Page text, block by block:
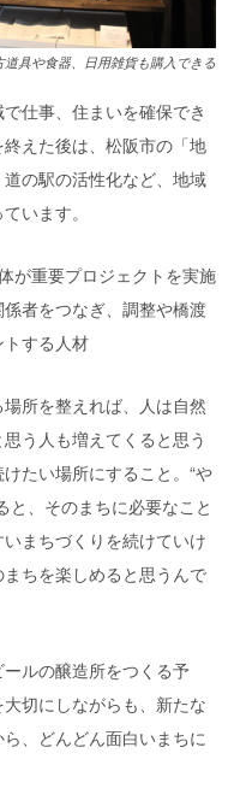
具や食器、日用雑貨も購入できる
仕事、住まいを確保でき
えた後は、松阪市の「地
の駅の活性化など、地域
います。
が重要プロジェクトを実施
者をつなぎ、調整や橋渡
する人材
所を整えれば、人は自然
う人も増えてくると思う
たい場所にすること。“や
と、そのまちに必要なこと
まちづくりを続けていけ
ちを楽しめると思うんで
ルの醸造所をつくる予
切にしながらも、新たな
、どんどん面白いまちに